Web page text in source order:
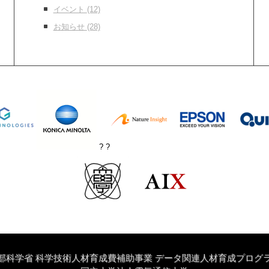
イベント (12)
お知らせ (28)
? ?
科学省 科学技術人材育成費補助事業 データ関連人材育成プログ